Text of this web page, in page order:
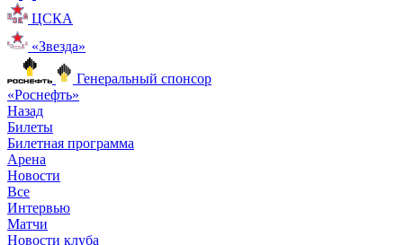
ЦСКА
«Звезда»
Генеральный спонсор
«Роснефть»
Назад
Билеты
Билетная программа
Арена
Новости
Все
Интервью
Матчи
Новости клуба